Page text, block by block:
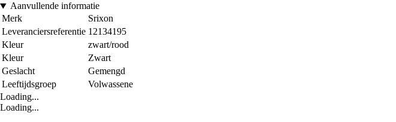
Aanvullende informatie
Merk
Srixon
Leveranciersreferentie 12134195
Kleur
zwart/rood
Kleur
Zwart
Geslacht
Gemengd
Leeftijdsgroep
Volwassene
Loading...
Loading...